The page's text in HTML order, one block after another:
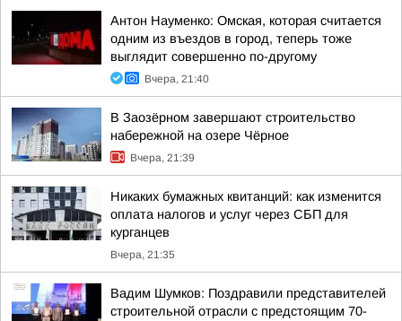
Антон Науменко: Омская, которая считается
одним из въездов в город, теперь тоже
выглядит совершенно по-другому
Вчера, 21:40
В Заозёрном завершают строительство
набережной на озере Чёрное
Вчера, 21:39
Никаких бумажных квитанций: как изменится
оплата налогов и услуг через СБП для
курганцев
Вчера, 21:35
Вадим Шумков: Поздравили представителей
строительной отрасли с предстоящим 70-